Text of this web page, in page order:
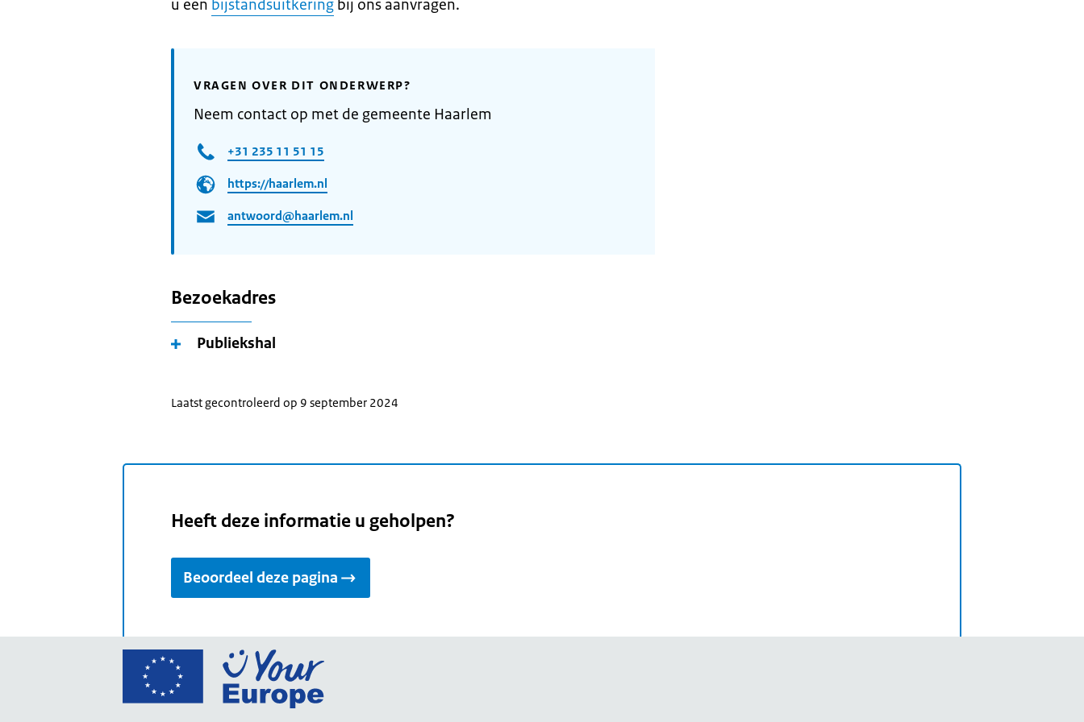
u een bijstandsuitkering bij ons aanvragen.
VRAGEN OVER DIT ONDERWERP?
Neem contact op met de gemeente Haarlem
+31 235 11 51 15
https://haarlem.nl
antwoord@haarlem.nl
Bezoekadres
Publiekshal
Laatst gecontroleerd op 9 september 2024
Heeft deze informatie u geholpen?
Beoordeel deze pagina
Ga